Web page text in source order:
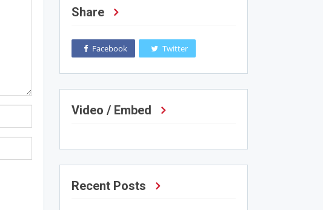
Share
Facebook Twitter
Video / Embed
Recent Posts